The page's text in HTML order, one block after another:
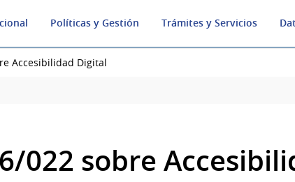
Políticas y Gestión Trámites y Servicios
Accesibilidad Digital
022 sobre